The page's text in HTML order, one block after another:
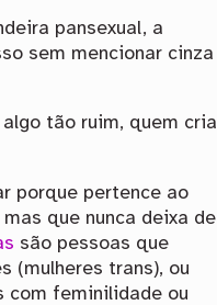
pansexual, a
sem mencionar cinza
tão ruim, quem cria
porque pertence ao
que nunca deixa de
são pessoas que
(mulheres trans), ou
com feminilidade ou